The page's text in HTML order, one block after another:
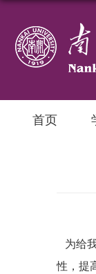
首页
为给
性，提